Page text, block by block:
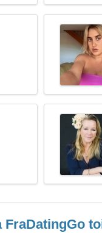
FraDatingGo